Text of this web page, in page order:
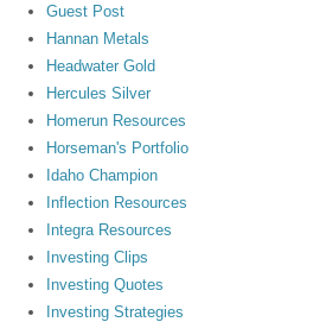
Guest Post
Hannan Metals
Headwater Gold
Hercules Silver
Homerun Resources
Horseman's Portfolio
Idaho Champion
Inflection Resources
Integra Resources
Investing Clips
Investing Quotes
Investing Strategies